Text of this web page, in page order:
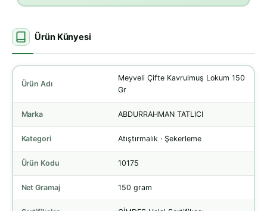
Ürün Künyesi
Ürün Adı
Meyveli Çifte Kavrulmuş Lokum 150
Gr
Marka ABDURRAHMAN TATLICI
Kategori Atıştırmalık · Şekerleme
Ürün Kodu 10175
Net Gramaj 150 gram